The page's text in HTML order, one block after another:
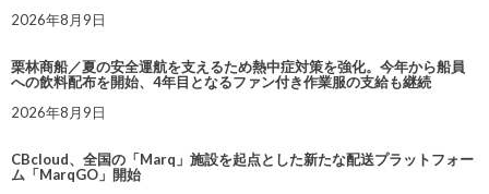
2026年8月9日
栗林商船／夏の安全運航を支えるため熱中症対策を強化。今年から船員
への飲料配布を開始、4年目となるファン付き作業服の支給も継続
2026年8月9日
CBcloud、全国の「Marq」施設を起点とした新たな配送プラットフォー
ム「MarqGO」開始